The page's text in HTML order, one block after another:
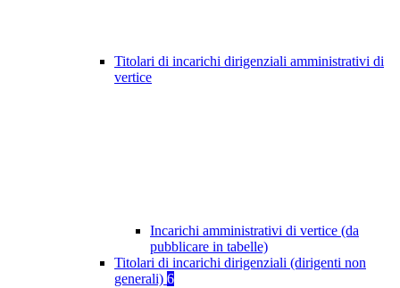
Titolari di incarichi dirigenziali amministrativi di
vertice
Incarichi amministrativi di vertice (da
pubblicare in tabelle)
Titolari di incarichi dirigenziali (dirigenti non
generali) 6